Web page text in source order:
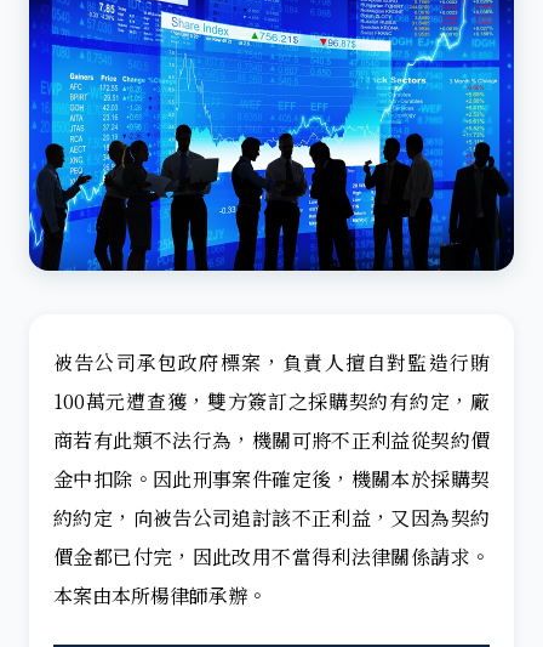
被告公司承包政府標案，負責人擅自對監造行賄
100萬元遭查獲，雙方簽訂之採購契約有約定，廠
商若有此類不法行為，機關可將不正利益從契約價
金中扣除。因此刑事案件確定後，機關本於採購契
約約定，向被告公司追討該不正利益，又因為契約
價金都已付完，因此改用不當得利法律關係請求。
本案由本所楊律師承辦。